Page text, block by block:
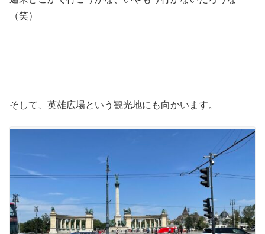
（笑）
そして、英雄広場という観光地にも向かいます。